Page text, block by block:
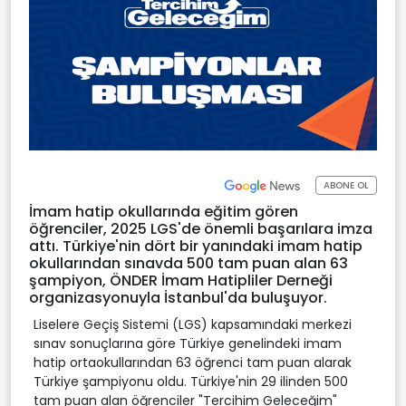
ABONE OL
İmam hatip okullarında eğitim gören
öğrenciler, 2025 LGS'de önemli başarılara imza
attı. Türkiye'nin dört bir yanındaki imam hatip
okullarından sınavda 500 tam puan alan 63
şampiyon, ÖNDER İmam Hatipliler Derneği
organizasyonuyla İstanbul'da buluşuyor.
Liselere Geçiş Sistemi (LGS) kapsamındaki merkezi
sınav sonuçlarına göre Türkiye genelindeki imam
hatip ortaokullarından 63 öğrenci tam puan alarak
Türkiye şampiyonu oldu. Türkiye'nin 29 ilinden 500
tam puan alan öğrenciler "Tercihim Geleceğim"